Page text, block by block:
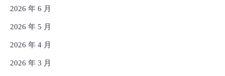
2026 年 6 月
2026 年 5 月
2026 年 4 月
2026 年 3 月